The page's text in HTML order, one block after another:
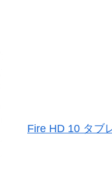
Fire HD 10 タブ